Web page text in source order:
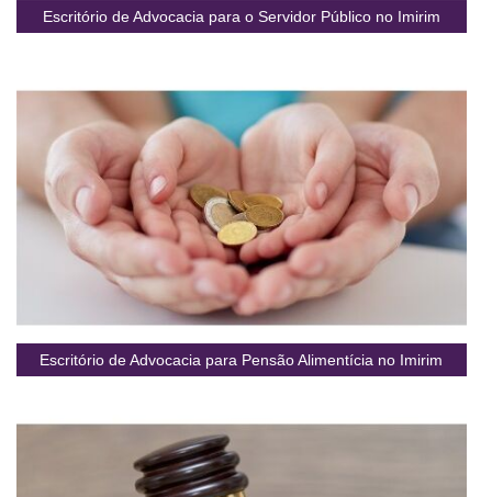
Escritório de Advocacia para o Servidor Público no Imirim
Escritório de Advocacia para Pensão Alimentícia no Imirim